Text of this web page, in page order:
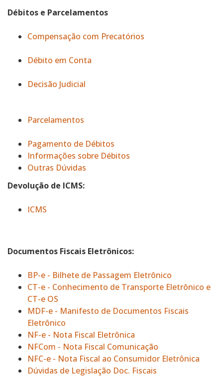
Débitos e Parcelamentos
Compensação com Precatórios
Débito em Conta
Decisão Judicial
Parcelamentos
Pagamento de Débitos
Informações sobre Débitos
Outras Dúvidas
Devolução de ICMS:
ICMS
Documentos Fiscais Eletrônicos:
BP-e - Bilhete de Passagem Eletrônico
CT-e - Conhecimento de Transporte Eletrônico e
CT-e OS
MDF-e - Manifesto de Documentos Fiscais
Eletrônico
NF-e - Nota Fiscal Eletrônica
NFCom - Nota Fiscal Comunicação
NFC-e - Nota Fiscal ao Consumidor Eletrônica
Dúvidas de Legislação Doc. Fiscais